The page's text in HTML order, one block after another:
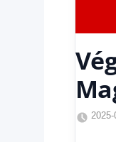
2025-